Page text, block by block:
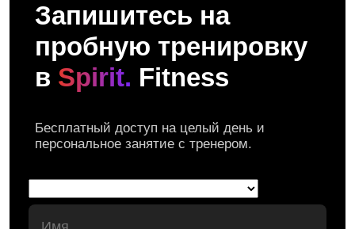
Запишитесь на
пробную тренировку
в Spirit. Fitness
Бесплатный доступ на целый день и
персональное занятие с тренером.